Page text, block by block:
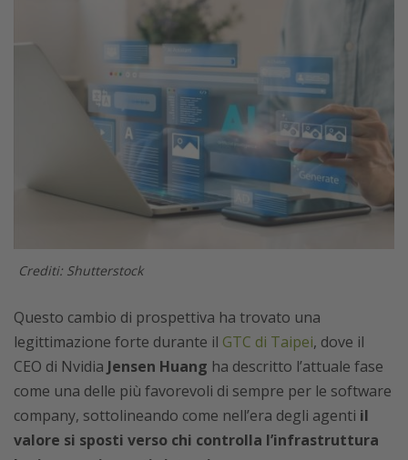
Crediti: Shutterstock
Questo cambio di prospettiva ha trovato una
legittimazione forte durante il GTC di Taipei, dove il
CEO di Nvidia Jensen Huang ha descritto l’attuale fase
come una delle più favorevoli di sempre per le software
company, sottolineando come nell’era degli agenti il
valore si sposti verso chi controlla l’infrastruttura